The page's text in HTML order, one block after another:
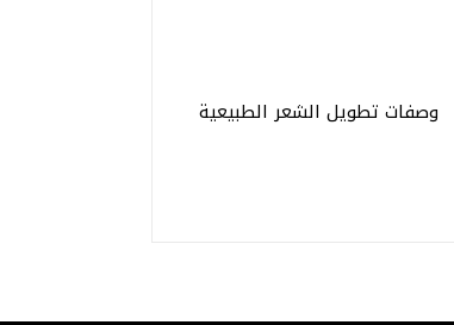
وصفات تطويل الشعر الطبيعية